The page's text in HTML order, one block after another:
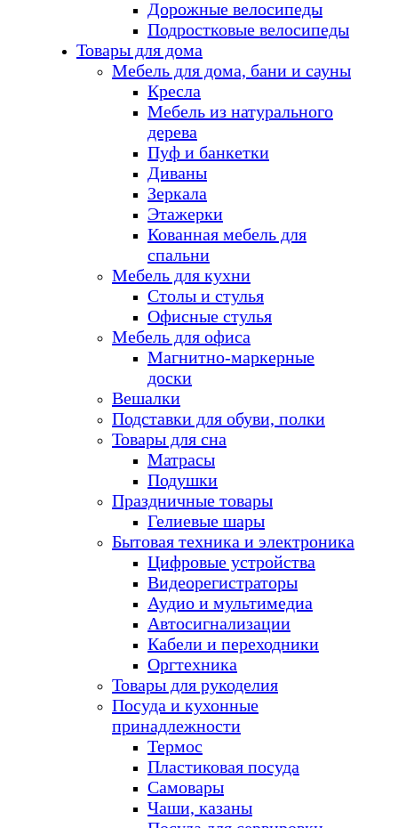
Дорожные велосипеды
Подростковые велосипеды
Товары для дома
Мебель для дома, бани и сауны
Кресла
Мебель из натурального
дерева
Пуф и банкетки
Диваны
Зеркала
Этажерки
Кованная мебель для
спальни
Мебель для кухни
Столы и стулья
Офисные стулья
Мебель для офиса
Магнитно-маркерные
доски
Вешалки
Подставки для обуви, полки
Товары для сна
Матрасы
Подушки
Праздничные товары
Гелиевые шары
Бытовая техника и электроника
Цифровые устройства
Видеорегистраторы
Аудио и мультимедиа
Автосигнализации
Кабели и переходники
Оргтехника
Товары для рукоделия
Посуда и кухонные
принадлежности
Термос
Пластиковая посуда
Самовары
Чаши, казаны